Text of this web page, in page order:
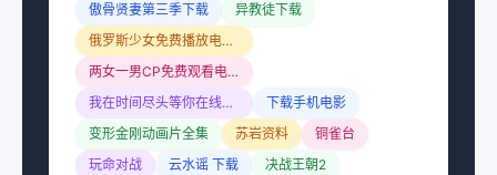
傲骨贤妻第三季下载
异教徒下载
俄罗斯少女免费播放电视剧大全
两女一男CP免费观看电视剧大全
我在时间尽头等你在线观看完整版
下载手机电影
变形金刚动画片全集
苏岩资料
铜雀台
玩命对战
云水谣 下载
决战王朝2